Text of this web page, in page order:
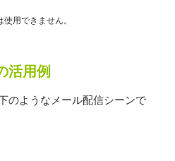
用できません。
活用例
のようなメール配信シーンで